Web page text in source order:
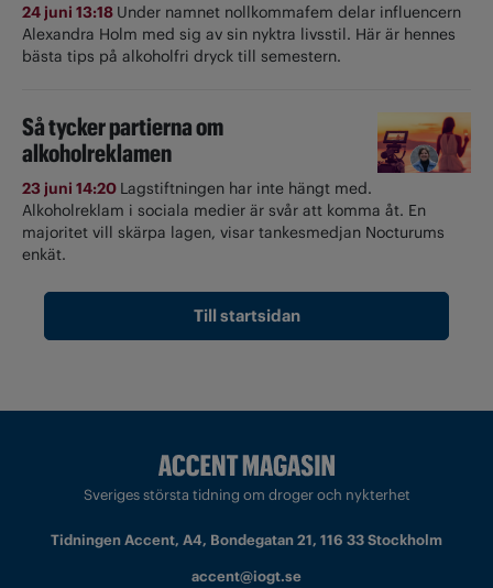
24 juni 13:18 Under namnet nollkommafem delar influencern
Alexandra Holm med sig av sin nyktra livsstil. Här är hennes
bästa tips på alkoholfri dryck till semestern.
Så tycker partierna om
alkoholreklamen
23 juni 14:20 Lagstiftningen har inte hängt med.
Alkoholreklam i sociala medier är svår att komma åt. En
majoritet vill skärpa lagen, visar tankesmedjan Nocturums
enkät.
Till startsidan
Sveriges största tidning om droger och nykterhet
Tidningen Accent, A4, Bondegatan 21, 116 33 Stockholm
accent@iogt.se